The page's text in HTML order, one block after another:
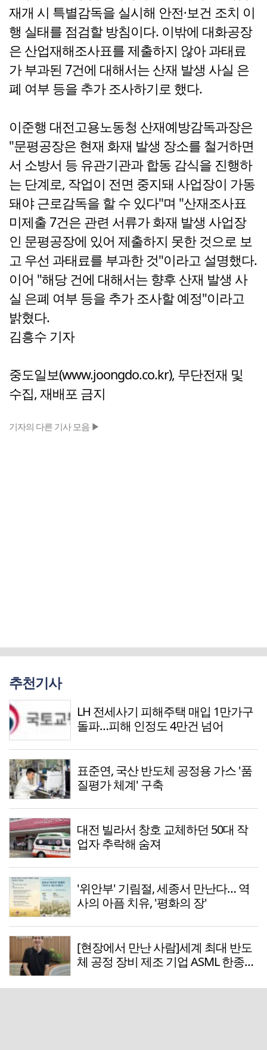
재개 시 특별감독을 실시해 안전·보건 조치 이
행 실태를 점검할 방침이다. 이밖에 대화공장
은 산업재해조사표를 제출하지 않아 과태료
가 부과된 7건에 대해서는 산재 발생 사실 은
폐 여부 등을 추가 조사하기로 했다.
이준행 대전고용노동청 산재예방감독과장은
"문평공장은 현재 화재 발생 장소를 철거하면
서 소방서 등 유관기관과 합동 감식을 진행하
는 단계로, 작업이 전면 중지돼 사업장이 가동
돼야 근로감독을 할 수 있다"며 "산재조사표
미제출 7건은 관련 서류가 화재 발생 사업장
인 문평공장에 있어 제출하지 못한 것으로 보
고 우선 과태료를 부과한 것"이라고 설명했다.
이어 "해당 건에 대해서는 향후 산재 발생 사
실 은폐 여부 등을 추가 조사할 예정"이라고
밝혔다.
김흥수 기자
중도일보(www.joongdo.co.kr), 무단전재 및
수집, 재배포 금지
기자의 다른 기사 모음 ▶
추천기사
LH 전세사기 피해주택 매입 1만가구
돌파…피해 인정도 4만건 넘어
표준연, 국산 반도체 공정용 가스 '품
질평가 체계' 구축
대전 빌라서 창호 교체하던 50대 작
업자 추락해 숨져
'위안부' 기림절, 세종서 만난다… 역
사의 아픔 치유, '평화의 장'
[현장에서 만난 사람]세계 최대 반도
체 공정 장비 제조 기업 ASML 한종호